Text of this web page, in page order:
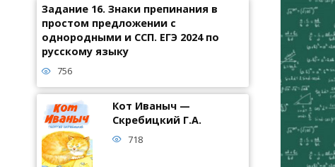
Задание 16. Знаки препинания в
простом предложении с
однородными и ССП. ЕГЭ 2024 по
русскому языку
756
Кот Иваныч —
Скребицкий Г.А.
718